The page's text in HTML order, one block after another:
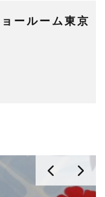
ールーム東京